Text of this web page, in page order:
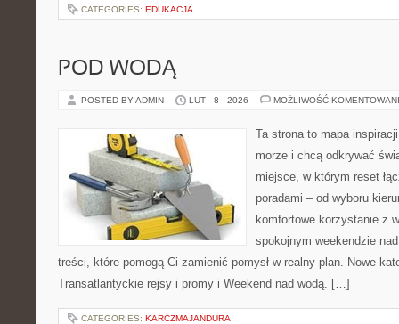
CATEGORIES: EDUKACJA
POD WODĄ
POSTED BY ADMIN LUT - 8 - 2026 MOŻLIWOŚĆ
Ta strona to mapa
morze i chcą odkrywać
miejsce, w którym reset
poradami – od wyboru
komfortowe korzystanie z
spokojnym weekendzie
treści, które pomogą Ci zamienić pomysł w realny plan. Nowe
Transatlantyckie rejsy i promy i Weekend nad wodą. […]
CATEGORIES: KARCZMAJANDURA